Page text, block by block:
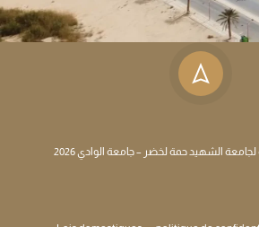
الشهيد حمة لخضر – جامعة الوادي 2026